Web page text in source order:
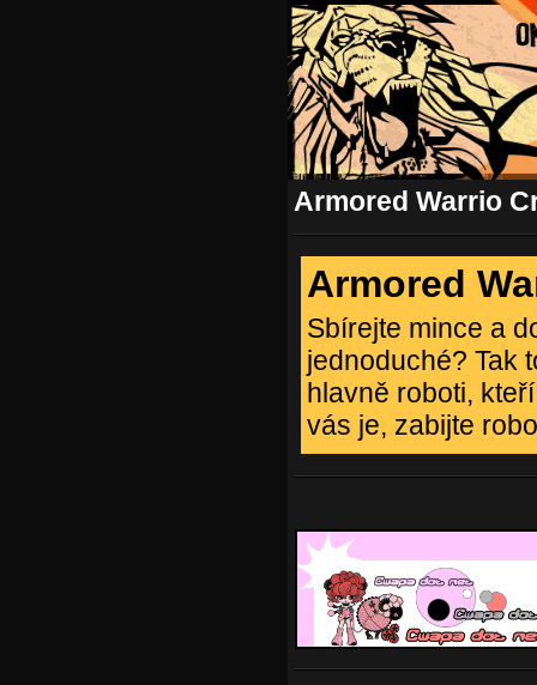
Armored Warrio
Armored
Sbírejte mince a
jednoduché? Tak
hlavně roboti,
vás je, zabijte